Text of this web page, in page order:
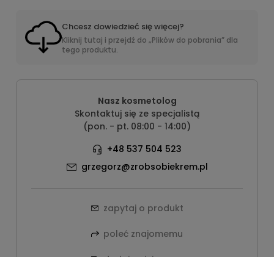
Chcesz dowiedzieć się więcej?
Kliknij tutaj i przejdź do „Plików do pobrania” dla
tego produktu.
Nasz kosmetolog
Skontaktuj się ze specjalistą
(pon. - pt. 08:00 - 14:00)
+48 537 504 523
grzegorz@zrobsobiekrem.pl
zapytaj o produkt
poleć znajomemu